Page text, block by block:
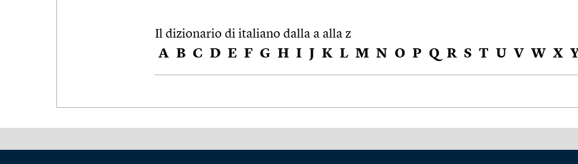
Il dizionario di italiano dalla a alla z
A B C D E F G H I J K L M N O P Q R S T U V W X